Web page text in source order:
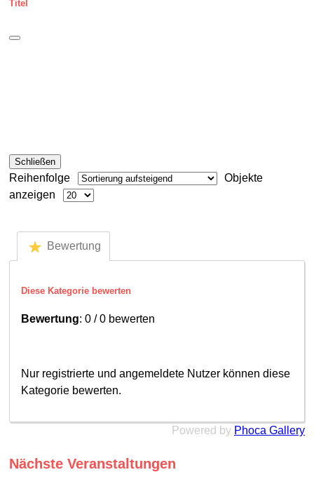
Titel
Schließen
Reihenfolge
Objekte
anzeigen
Bewertung
Diese Kategorie bewerten
Bewertung: 0 / 0 bewerten
Nur registrierte und angemeldete Nutzer können diese
Kategorie bewerten.
Powered by Phoca Gallery
Nächste Veranstaltungen